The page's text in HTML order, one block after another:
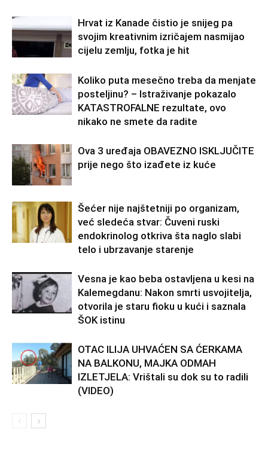
Hrvat iz Kanade čistio je snijeg pa
svojim kreativnim izričajem nasmijao
cijelu zemlju, fotka je hit
Koliko puta mesečno treba da menjate
posteljinu? – Istraživanje pokazalo
KATASTROFALNE rezultate, ovo
nikako ne smete da radite
Ova 3 uređaja OBAVEZNO ISKLJUČITE
prije nego što izađete iz kuće
Šećer nije najštetniji po organizam,
već sledeća stvar: Čuveni ruski
endokrinolog otkriva šta naglo slabi
telo i ubrzavanje starenje
Vesna je kao beba ostavljena u kesi na
Kalemegdanu: Nakon smrti usvojitelja,
otvorila je staru fioku u kući i saznala
ŠOK istinu
OTAC ILIJA UHVAĆEN SA ĆERKAMA
NA BALKONU, MAJKA ODMAH
IZLETJELA: Vrištali su dok su to radili
(VIDEO)